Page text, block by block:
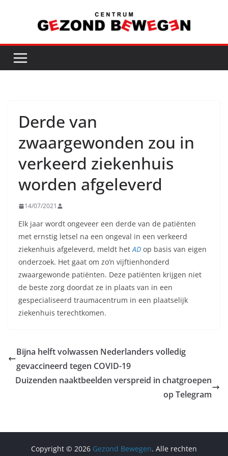
inhoud
Derde van
zwaargewonden zou in
verkeerd ziekenhuis
worden afgeleverd
14/07/2021
Elk jaar wordt ongeveer een derde van de patiënten
met ernstig letsel na een ongeval in een verkeerd
ziekenhuis afgeleverd, meldt hetAD op basis van eigen
onderzoek. Het gaat om zo’n vijftienhonderd
zwaargewonde patiënten. Deze patiënten krijgen niet
de beste zorg doordat ze in plaats van in een
gespecialiseerd traumacentrum in een plaatselijk
ziekenhuis terechtkomen.
Bijna helft volwassen Nederlanders volledig
gevaccineerd tegen COVID-19
Duizenden naaktbeelden verspreid in chatgroepen
op Telegram
Copyright © 2026 Gezond Bewegen. Alle rechten